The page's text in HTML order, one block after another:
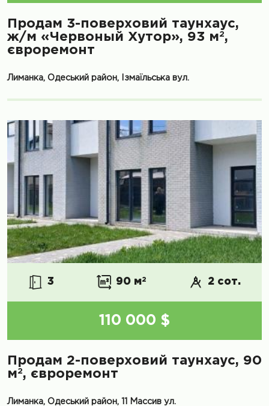
Продам 3-поверховий таунхаус,
ж/м «Червоный Хутор», 93 м2,
євроремонт
Лиманка, Одеський район, Ізмаїльська вул.
3 90 м2 2 сот.
110 000 $
Продам 2-поверховий таунхаус, 90
м2, євроремонт
Лиманка, Одеський район, 11 Массив ул.